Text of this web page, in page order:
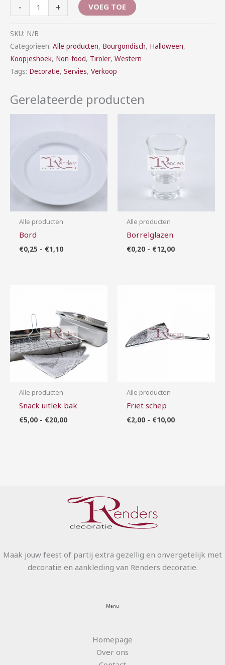
- + VOEG TOE
SKU: N/B
Categorieën: Alle producten, Bourgondisch, Halloween,
Koopjeshoek, Non-food, Tiroler, Western
Tags: Decoratie, Servies, Verkoop
Gerelateerde producten
Alle producten
Bord
€0,25 - €1,10
€1,10
Alle producten
Borrelglazen
€0,20 - €12,00
€12,00
Alle producten
Snack uitlek bak
€5,00 - €20,00
€20,00
Alle producten
Friet schep
€2,00 - €10,00
Maak jouw feest of partij extra gezellig en onvergetelijk met
decoratie en aankleding van Renders decoratie.
Menu
Homepage
Over ons